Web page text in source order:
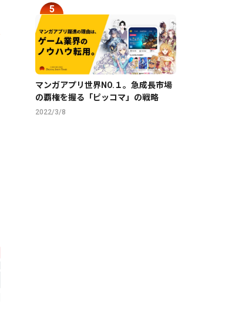
マンガアプリ世界NO.１。急成長市場
の覇権を握る「ピッコマ」の戦略
2022/3/8